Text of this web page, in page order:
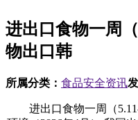
进出口食物一周
物出口韩
所属分类： 食品安全资讯
进出口食物一周（5.11-